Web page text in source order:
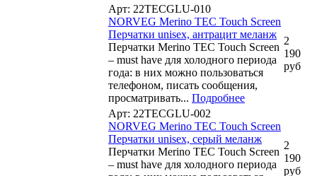
Арт: 22TECGLU-010
NORVEG Merino TEC Touch Screen
Перчатки unisex, антрацит меланж
Перчатки Merino TEC Touch Screen
– must have для холодного периода
года: в них можно пользоваться
телефоном, писать сообщения,
просматривать... Подробнее
2
190
руб
Арт: 22TECGLU-002
NORVEG Merino TEC Touch Screen
Перчатки unisex, серый меланж
Перчатки Merino TEC Touch Screen
– must have для холодного периода
2
190
руб